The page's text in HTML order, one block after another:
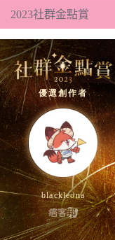
2023社群金點賞